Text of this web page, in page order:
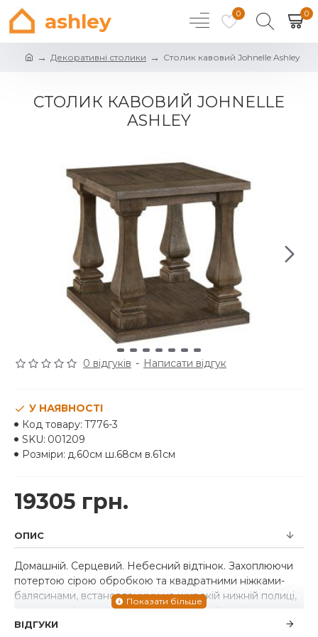
ashley 0 0
Декоративні столики Столик кавовий Johnelle Ashley
СТОЛИК КАВОВИЙ JOHNELLE
ASHLEY
0 відгуків - Написати відгук
19305 грн.
У НАЯВНОСТІ
Код товару: T776-3
SKU: 001209
Розміри: д.60см ш.68см в.61см
ОПИС
Домашній. Серцевий. Небесний відтінок. Захоплюючи
потертою сірою обробкою та квадратними ніжками-
балясинами, встановленими на широкій нижній полиці,
для чудової присутності торцевий стіл Johnelle напевно
зробить вашу садибу ще схожішою на домашню.
ВІДГУКИ